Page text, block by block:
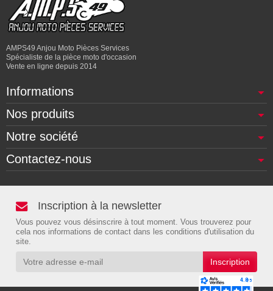
AMPS49 Anjou Moto Pièces Services
Spécialiste de la pièce moto d'occasion
Vente en ligne depuis 2014
Informations
Nos produits
Notre société
Contactez-nous
Inscription à la newsletter
Vous pouvez vous désinscrire à tout moment. Vous trouverez pour
cela nos informations de contact dans les conditions d'utilisation du
site.